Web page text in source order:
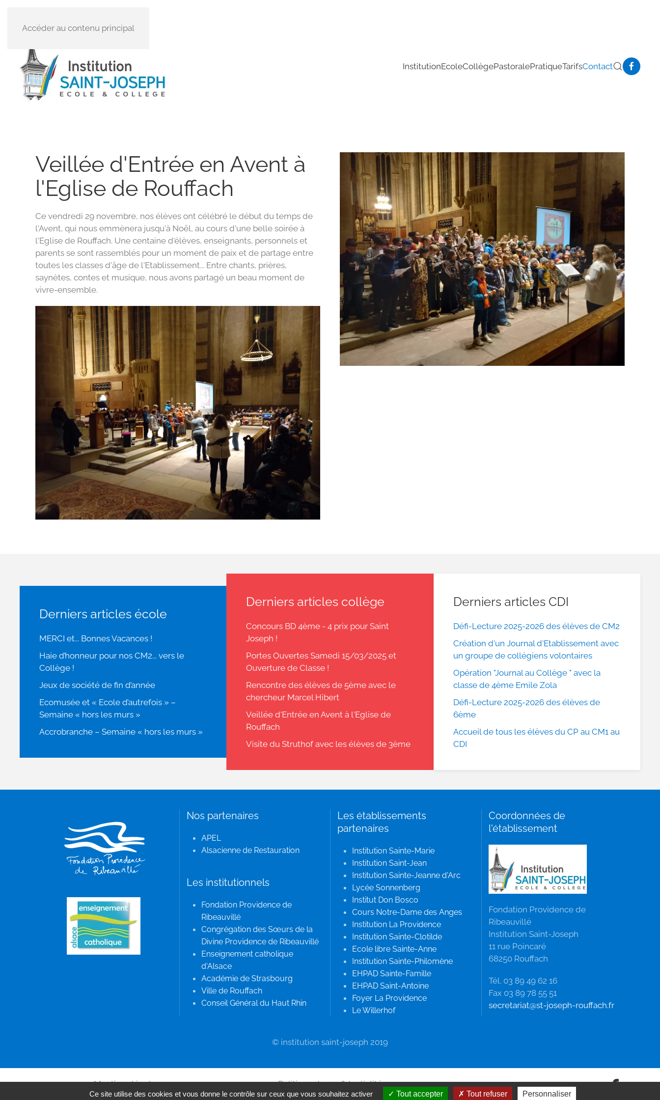
Accéder au contenu principal
InstitutionEcoleCollègePastoralePratiqueTarifsContact
Veillée d'Entrée en Avent à
l'Eglise de Rouffach
Ce vendredi 29 novembre, nos élèves ont célébré le début du temps de
l'Avent, qui nous emmènera jusqu'à Noël, au cours d'une belle soirée à
l'Eglise de Rouffach. Une centaine d'élèves, enseignants, personnels et
parents se sont rassemblés pour un moment de paix et de partage entre
toutes les classes d'âge de l'Etablissement... Entre chants, prières,
saynètes, contes et musique, nous avons partagé un beau moment de
vivre-ensemble.
Derniers articles école
MERCI et... Bonnes Vacances !
Haie d’honneur pour nos CM2... vers le
Collège !
Jeux de société de fin d’année
Ecomusée et « Ecole d’autrefois » –
Semaine « hors les murs »
Accrobranche – Semaine « hors les murs »
Derniers articles collège
Concours BD 4ème - 4 prix pour Saint
Joseph !
Portes Ouvertes Samedi 15/03/2025 et
Ouverture de Classe !
Rencontre des élèves de 5ème avec le
chercheur Marcel Hibert
Veillée d'Entrée en Avent à l'Eglise de
Rouffach
Visite du Struthof avec les élèves de 3ème
Derniers articles CDI
Défi-Lecture 2025-2026 des élèves de CM2
Création d'un Journal d'Etablissement avec
un groupe de collégiens volontaires
Opération "Journal au Collège " avec la
classe de 4ème Emile Zola
Défi-Lecture 2025-2026 des élèves de
6ème
Accueil de tous les élèves du CP au CM1 au
CDI
Nos partenaires
APEL
Alsacienne de Restauration
Les institutionnels
Fondation Providence de
Ribeauvillé
Congrégation des Sœurs de la
Divine Providence de Ribeauvillé
Enseignement catholique
d'Alsace
Académie de Strasbourg
Ville de Rouffach
Conseil Général du Haut Rhin
Les établissements
partenaires
Institution Sainte-Marie
Institution Saint-Jean
Institution Sainte-Jeanne d'Arc
Lycée Sonnenberg
Institut Don Bosco
Cours Notre-Dame des Anges
Institution La Providence
Institution Sainte-Clotilde
Ecole libre Sainte-Anne
Institution Sainte-Philomène
EHPAD Sainte-Famille
EHPAD Saint-Antoine
Foyer La Providence
Le Willerhof
Coordonnées de
l'établissement
Fondation Providence de
Ribeauvillé
Institution Saint-Joseph
11 rue Poincaré
68250 Rouffach
Tél. 03 89 49 62 16
Fax 03 89 78 55 51
secretariat@st-joseph-rouffach.fr
© institution saint-joseph 2019
Mentions légales Politique de confidentialité
Ce site utilise des cookies et vous donne le contrôle sur ceux que vous souhaitez activer Tout accepter Tout refuser Personnaliser